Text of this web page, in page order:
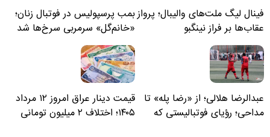
فینال لیگ ملت‌های والیبال؛ پرواز
عقاب‌ها بر فراز نینگبو
بمب پرسپولیس در فوتبال زنان؛
«خانم‌گل» سرمربی سرخ‌ها شد
عبدالرضا هلالی؛ از «رضا پله» تا
مداحی؛ رؤیای فوتبالیستی که
قیمت دینار عراق امروز ۱۲ مرداد
۱۴۰۵؛ اختلاف ۲ میلیون تومانی